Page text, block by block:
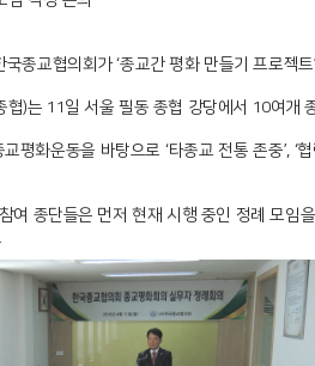
종교협의회가 ‘종교간 평화 만들기 프로젝트
협)는 11일 서울 필동 종협 강당에서 10여개
평화운동을 바탕으로 ‘타종교 전통 존중’,
여 종단들은 먼저 현재 시행 중인 정례 모임